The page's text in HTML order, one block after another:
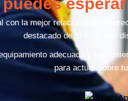
con la mejor relación calidad-
destacado de El Clot, con
adecuado y
para actuar sobre